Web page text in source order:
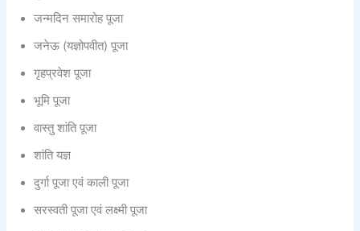
जन्मदिन समारोह पूजा
जनेऊ (यज्ञोपवीत) पूजा
गृहप्रवेश पूजा
भूमि पूजा
वास्तु शांति पूजा
शांति यज्ञ
दुर्गा पूजा एवं काली पूजा
सरस्वती पूजा एवं लक्ष्मी पूजा